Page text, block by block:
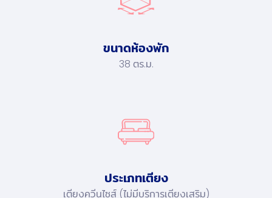
ขนาดห้องพัก
38 ตร.ม.
ประเภทเตียง
เตียงควีนไซส์ (ไม่มีบริการเตียงเสริม)